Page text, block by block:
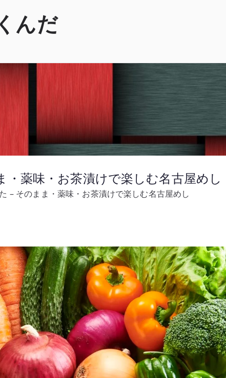
んだ
薬味・お茶漬けで楽しむ名古屋めし
– そのまま・薬味・お茶漬けで楽しむ名古屋めし